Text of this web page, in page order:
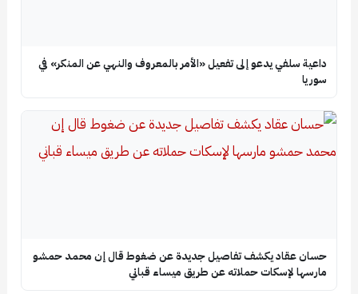
داعية سلفي يدعو إلى تفعيل «الأمر بالمعروف والنهي عن المنكر» في
سوريا
حسان عقاد يكشف تفاصيل جديدة عن ضغوط قال إن محمد حمشو
مارسها لإسكات حملاته عن طريق ميساء قباني